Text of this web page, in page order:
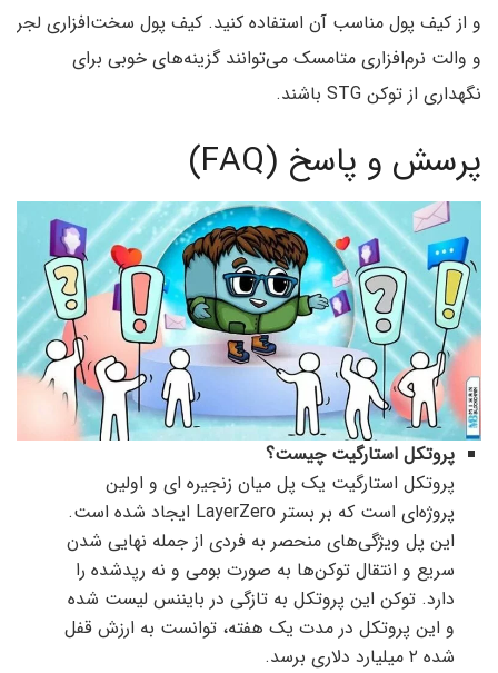
و از کیف پول مناسب آن استفاده کنید. کیف پول سخت‌افزاری لجر
و والت نرم‌افزاری متامسک می‌توانند گزینه‌های خوبی برای
نگهداری از توکن STG باشند.
پرسش و پاسخ (FAQ)
پروتکل استارگیت چیست؟
پروتکل استارگیت یک پل میان زنجیره ای و اولین
پروژه‌ای است که بر بستر LayerZero ایجاد شده است.
این پل ویژگی‌های منحصر به فردی از جمله نهایی شدن
سریع و انتقال توکن‌ها به صورت بومی و نه رپدشده را
دارد. توکن این پروتکل به تازگی در بایننس لیست شده
و این پروتکل در مدت یک هفته،‌ توانست به ارزش قفل
شده ۲ میلیارد دلاری برسد.